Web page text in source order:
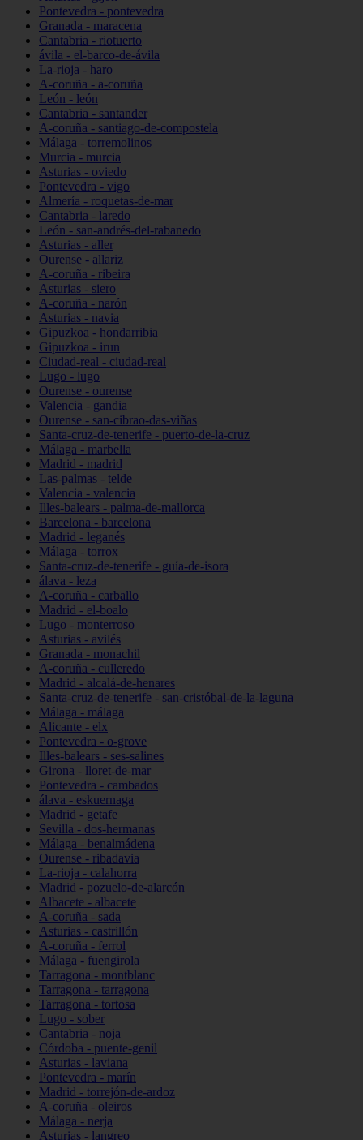
Pontevedra - pontevedra
Granada - maracena
Cantabria - riotuerto
ávila - el-barco-de-ávila
La-rioja - haro
A-coruña - a-coruña
León - león
Cantabria - santander
A-coruña - santiago-de-compostela
Málaga - torremolinos
Murcia - murcia
Asturias - oviedo
Pontevedra - vigo
Almería - roquetas-de-mar
Cantabria - laredo
León - san-andrés-del-rabanedo
Asturias - aller
Ourense - allariz
A-coruña - ribeira
Asturias - siero
A-coruña - narón
Asturias - navia
Gipuzkoa - hondarribia
Gipuzkoa - irun
Ciudad-real - ciudad-real
Lugo - lugo
Ourense - ourense
Valencia - gandia
Ourense - san-cibrao-das-viñas
Santa-cruz-de-tenerife - puerto-de-la-cruz
Málaga - marbella
Madrid - madrid
Las-palmas - telde
Valencia - valencia
Illes-balears - palma-de-mallorca
Barcelona - barcelona
Madrid - leganés
Málaga - torrox
Santa-cruz-de-tenerife - guía-de-isora
álava - leza
A-coruña - carballo
Madrid - el-boalo
Lugo - monterroso
Asturias - avilés
Granada - monachil
A-coruña - culleredo
Madrid - alcalá-de-henares
Santa-cruz-de-tenerife - san-cristóbal-de-la-laguna
Málaga - málaga
Alicante - elx
Pontevedra - o-grove
Illes-balears - ses-salines
Girona - lloret-de-mar
Pontevedra - cambados
álava - eskuernaga
Madrid - getafe
Sevilla - dos-hermanas
Málaga - benalmádena
Ourense - ribadavia
La-rioja - calahorra
Madrid - pozuelo-de-alarcón
Albacete - albacete
A-coruña - sada
Asturias - castrillón
A-coruña - ferrol
Málaga - fuengirola
Tarragona - montblanc
Tarragona - tarragona
Tarragona - tortosa
Lugo - sober
Cantabria - noja
Córdoba - puente-genil
Asturias - laviana
Pontevedra - marín
Madrid - torrejón-de-ardoz
A-coruña - oleiros
Málaga - nerja
Asturias - langreo